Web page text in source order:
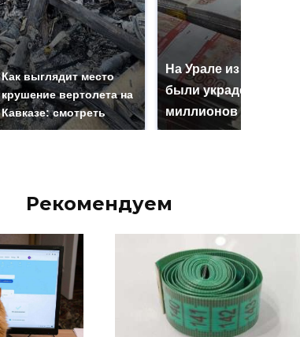
Как выглядит место
крушение вертолета на
Кавказе: смотреть
На Урале из казны
были украдены 18
миллионов рублей
Рекомендуем